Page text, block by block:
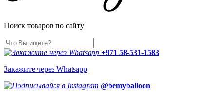
Поиск товаров по сайту
+971 58-531-1583
Закажите через Whatsapp
@bemyballoon